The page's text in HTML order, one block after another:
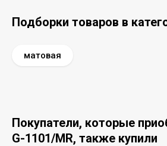
Подборки товаров в
матовая
Покупатели, которые
G-1101/MR, также купили